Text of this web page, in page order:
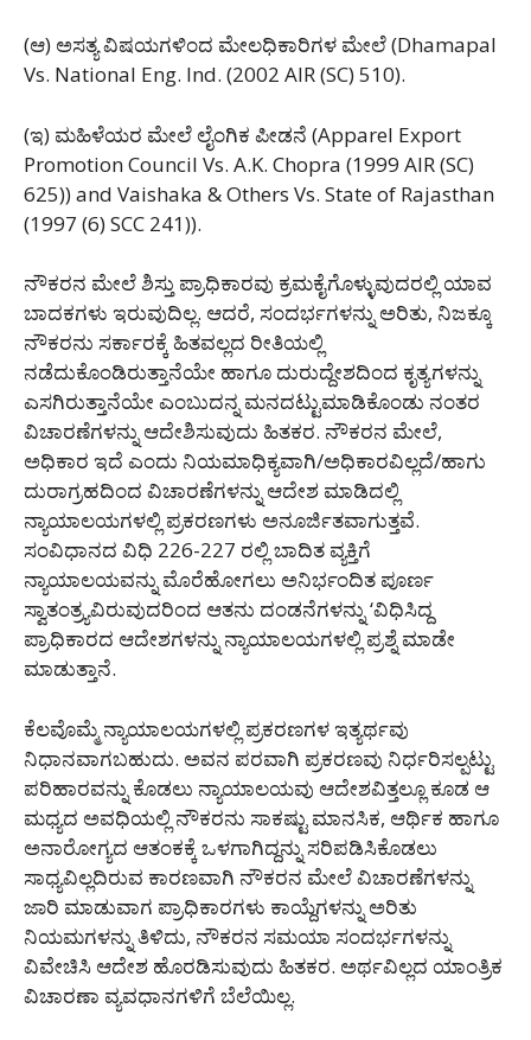
(ಆ) ಅಸತ್ಯ ವಿಷಯಗಳಿಂದ ಮೇಲಧಿಕಾರಿಗಳ ಮೇಲೆ (Dhamapal
Vs. National Eng. Ind. (2002 AIR (SC) 510).
(ಇ) ಮಹಿಳೆಯರ ಮೇಲೆ ಲೈಂಗಿಕ ಪೀಡನೆ (Apparel Export
Promotion Council Vs. A.K. Chopra (1999 AIR (SC)
625)) and Vaishaka & Others Vs. State of Rajasthan
(1997 (6) SCC 241)).
ನೌಕರನ ಮೇಲೆ ಶಿಸ್ತು ಪ್ರಾಧಿಕಾರವು ಕ್ರಮಕೈಗೊಳ್ಳುವುದರಲ್ಲಿ ಯಾವ
ಬಾದಕಗಳು ಇರುವುದಿಲ್ಲ. ಆದರೆ, ಸಂದರ್ಭಗಳನ್ನು ಅರಿತು, ನಿಜಕ್ಕೂ
ನೌಕರನು ಸರ್ಕಾರಕ್ಕೆ ಹಿತವಲ್ಲದ ರೀತಿಯಲ್ಲಿ
ನಡೆದುಕೊಂಡಿರುತ್ತಾನೆಯೇ ಹಾಗೂ ದುರುದ್ದೇಶದಿಂದ ಕೃತ್ಯಗಳನ್ನು
ಎಸಗಿರುತ್ತಾನೆಯೇ ಎಂಬುದನ್ನ ಮನದಟ್ಟುಮಾಡಿಕೊಂಡು ನಂತರ
ವಿಚಾರಣೆಗಳನ್ನು ಆದೇಶಿಸುವುದು ಹಿತಕರ. ನೌಕರನ ಮೇಲೆ,
ಅಧಿಕಾರ ಇದೆ ಎಂದು ನಿಯಮಾಧಿಕ್ಯವಾಗಿ/ಅಧಿಕಾರವಿಲ್ಲದೆ/ಹಾಗು
ದುರಾಗ್ರಹದಿಂದ ವಿಚಾರಣೆಗಳನ್ನು ಆದೇಶ ಮಾಡಿದಲ್ಲಿ
ನ್ಯಾಯಾಲಯಗಳಲ್ಲಿ ಪ್ರಕರಣಗಳು ಅನೂರ್ಜಿತವಾಗುತ್ತವೆ.
ಸಂವಿಧಾನದ ವಿಧಿ 226-227 ರಲ್ಲಿ ಬಾದಿತ ವ್ಯಕ್ತಿಗೆ
ನ್ಯಾಯಾಲಯವನ್ನು ಮೊರೆಹೋಗಲು ಅನಿರ್ಭಂದಿತ ಪೂರ್ಣ
ಸ್ವಾತಂತ್ರ್ಯವಿರುವುದರಿಂದ ಆತನು ದಂಡನೆಗಳನ್ನು ‘ವಿಧಿಸಿದ್ದ
ಪ್ರಾಧಿಕಾರದ ಆದೇಶಗಳನ್ನು ನ್ಯಾಯಾಲಯಗಳಲ್ಲಿ ಪ್ರಶ್ನೆ ಮಾಡೇ
ಮಾಡುತ್ತಾನೆ.
ಕೆಲವೊಮ್ಮೆ ನ್ಯಾಯಾಲಯಗಳಲ್ಲಿ ಪ್ರಕರಣಗಳ ಇತ್ಯರ್ಥವು
ನಿಧಾನವಾಗಬಹುದು. ಅವನ ಪರವಾಗಿ ಪ್ರಕರಣವು ನಿರ್ಧರಿಸಲ್ಪಟ್ಟು
ಪರಿಹಾರವನ್ನು ಕೊಡಲು ನ್ಯಾಯಾಲಯವು ಆದೇಶವಿತ್ತಲ್ಲೂ ಕೂಡ ಆ
ಮಧ್ಯದ ಅವಧಿಯಲ್ಲಿ ನೌಕರನು ಸಾಕಷ್ಟು ಮಾನಸಿಕ, ಆರ್ಥಿಕ ಹಾಗೂ
ಅನಾರೋಗ್ಯದ ಆತಂಕಕ್ಕೆ ಒಳಗಾಗಿದ್ದನ್ನು ಸರಿಪಡಿಸಿಕೊಡಲು
ಸಾಧ್ಯವಿಲ್ಲದಿರುವ ಕಾರಣವಾಗಿ ನೌಕರನ ಮೇಲೆ ವಿಚಾರಣೆಗಳನ್ನು
ಜಾರಿ ಮಾಡುವಾಗ ಪ್ರಾಧಿಕಾರಗಳು ಕಾಯ್ದೆಗಳನ್ನು ಅರಿತು
ನಿಯಮಗಳನ್ನು ತಿಳಿದು, ನೌಕರನ ಸಮಯಾ ಸಂದರ್ಭಗಳನ್ನು
ವಿವೇಚಿಸಿ ಆದೇಶ ಹೊರಡಿಸುವುದು ಹಿತಕರ. ಅರ್ಥವಿಲ್ಲದ ಯಾಂತ್ರಿಕ
ವಿಚಾರಣಾ ವ್ಯವಧಾನಗಳಿಗೆ ಬೆಲೆಯಿಲ್ಲ.